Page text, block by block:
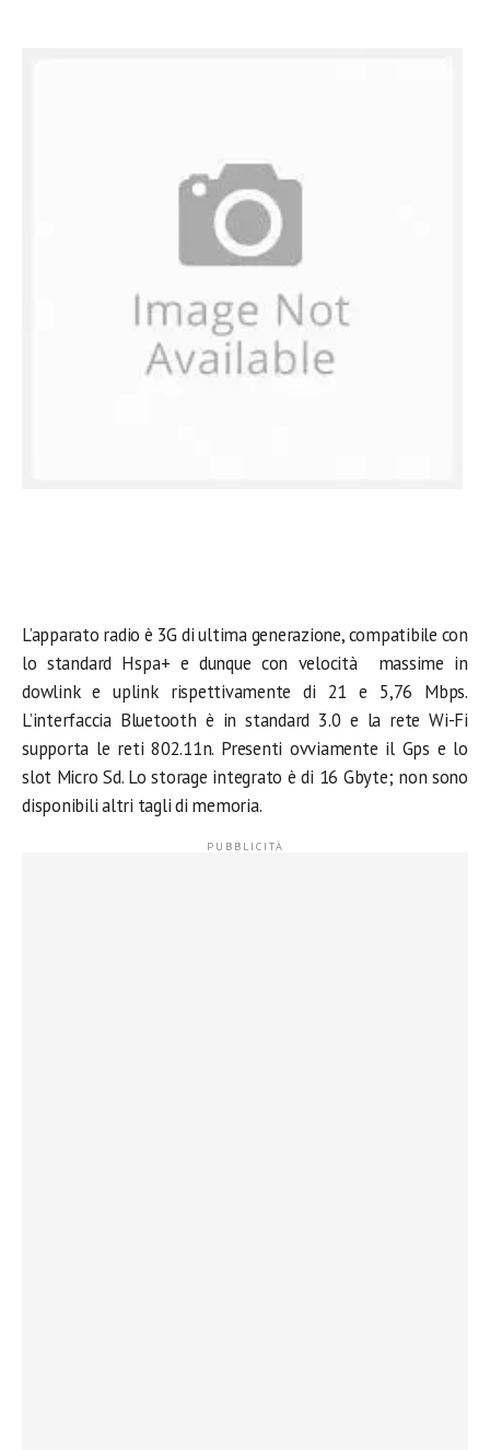
L’apparato radio è 3G di ultima generazione, compatibile con
lo standard Hspa+ e dunque con velocità massime in
dowlink e uplink rispettivamente di 21 e 5,76 Mbps.
L’interfaccia Bluetooth è in standard 3.0 e la rete Wi-Fi
supporta le reti 802.11n. Presenti ovviamente il Gps e lo
slot Micro Sd. Lo storage integrato è di 16 Gbyte; non sono
disponibili altri tagli di memoria.